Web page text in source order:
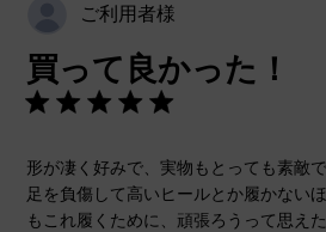
ご利用者様
買って良かった！
形が凄く好みで、実物もとっても素敵
足を負傷して高いヒールとか履かない
もこれ履くために、頑張ろうって思えた